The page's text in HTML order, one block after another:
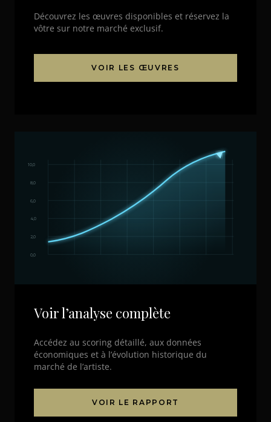
Découvrez les œuvres disponibles et réservez la
vôtre sur notre marché exclusif.
VOIR LES ŒUVRES
0,0
2,0
4,0
6,0
8,0
10,0
Voir l’analyse complète
Accédez au scoring détaillé, aux données
économiques et à l’évolution historique du
marché de l’artiste.
VOIR LE RAPPORT